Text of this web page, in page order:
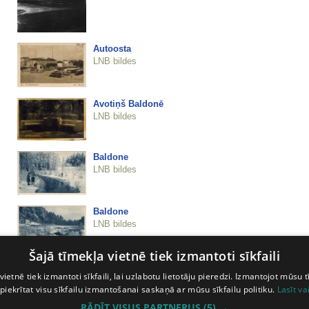
Autoosta
LNB bildes
Avotiņš Baldonē
LNB bildes
Baldone
LNB bildes
Baldone
LNB bildes
Baldone
LNB bildes
Šajā tīmekļa vietnē tiek izmantoti sīkfaili
tiek izmantoti sīkfaili, lai uzlabotu lietotāju pieredzi. Izmantojot mūsu
visu sīkfailu izmantošanai saskaņā ar mūsu sīkfailu politiku. Lasīt